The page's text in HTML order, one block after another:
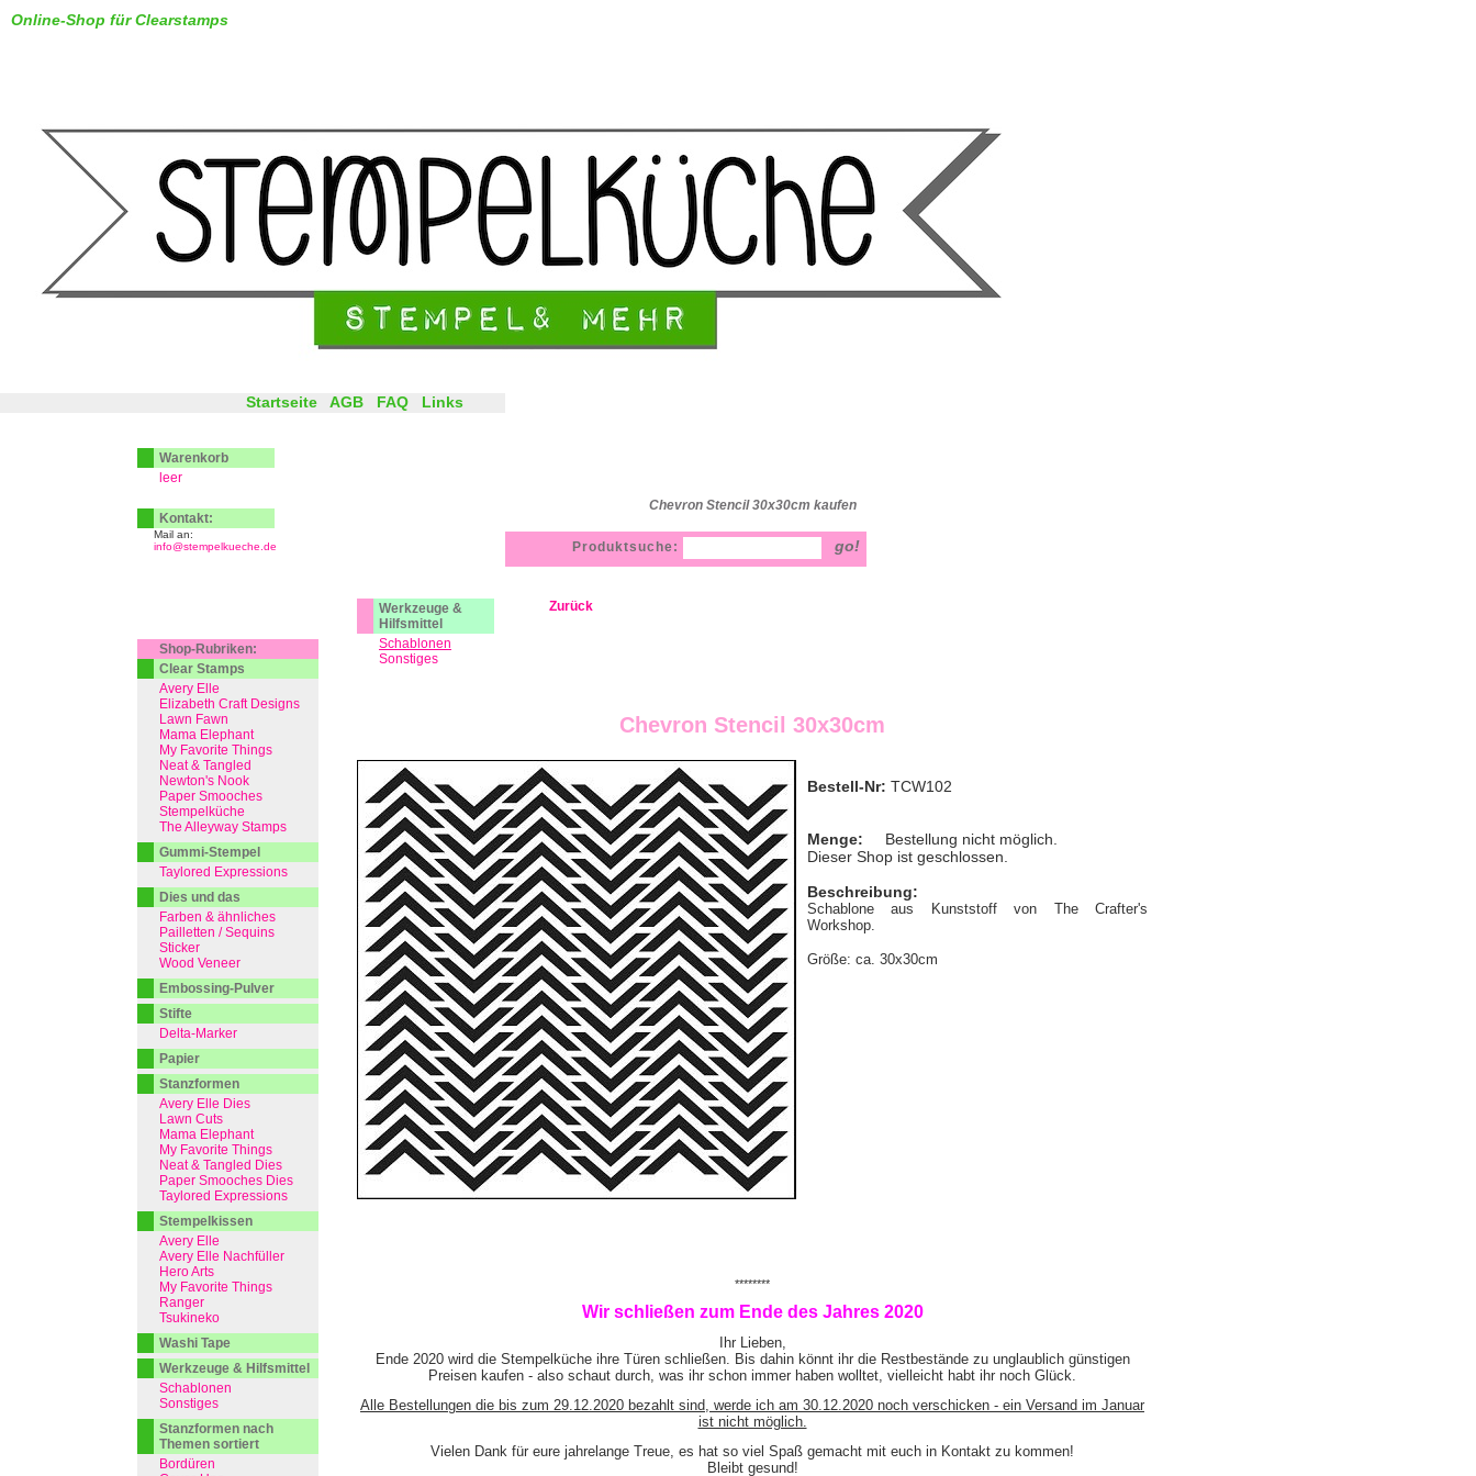
Chevron Stencil 30x30cm kaufen
Online-Shop für Clearstamps
Werkzeuge &
Hilfsmittel
Schablonen
Sonstiges
Zurück
Chevron Stencil 30x30cm
Bestell-Nr: TCW102
Menge:
Bestellung nicht möglich.
Dieser Shop ist geschlossen.
Beschreibung:
Schablone aus Kunststoff von The Crafter's
Workshop.
Größe: ca. 30x30cm
********
Wir schließen zum Ende des Jahres 2020
Ihr Lieben,
Ende 2020 wird die Stempelküche ihre Türen schließen. Bis dahin könnt ihr die Restbestände zu unglaublich günstigen
Preisen kaufen - also schaut durch, was ihr schon immer haben wolltet, vielleicht habt ihr noch Glück.
Alle Bestellungen die bis zum 29.12.2020 bezahlt sind, werde ich am 30.12.2020 noch verschicken - ein Versand im Januar
ist nicht möglich.
Vielen Dank für eure jahrelange Treue, es hat so viel Spaß gemacht mit euch in Kontakt zu kommen!
Bleibt gesund!
Startseite AGB FAQ Links
Produktsuche:
Warenkorb
leer
Kontakt:
Mail an:
info@stempelkueche.de
Shop-Rubriken:
Clear Stamps
Avery Elle
Elizabeth Craft Designs
Lawn Fawn
Mama Elephant
My Favorite Things
Neat & Tangled
Newton's Nook
Paper Smooches
Stempelküche
The Alleyway Stamps
Gummi-Stempel
Taylored Expressions
Dies und das
Farben & ähnliches
Pailletten / Sequins
Sticker
Wood Veneer
Embossing-Pulver
Stifte
Delta-Marker
Papier
Stanzformen
Avery Elle Dies
Lawn Cuts
Mama Elephant
My Favorite Things
Neat & Tangled Dies
Paper Smooches Dies
Taylored Expressions
Stempelkissen
Avery Elle
Avery Elle Nachfüller
Hero Arts
My Favorite Things
Ranger
Tsukineko
Washi Tape
Werkzeuge & Hilfsmittel
Schablonen
Sonstiges
Stanzformen nach
Themen sortiert
Bordüren